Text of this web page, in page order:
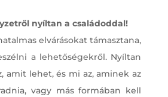
nyíltan a családoddal!
elvárásokat támasztana,
a lehetőségekről. Nyíltan
amit lehet, és mi az, aminek az
vagy más formában kell